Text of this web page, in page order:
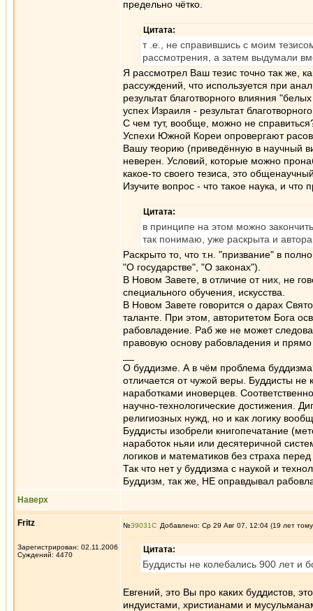
предельно чётко.
Цитата:
т .е., не справившись с моим
рассмотрения, а затем выдумали
Я рассмотрел Ваш тезис точно так же,
рассуждений, что используется при
результат благотворного влияния
успех Израиля - результат
С чем тут, вообще, можно не
Успехи Южной Кореи опровергают
Вашу теорию (приведённую в научный
неверен. Условий, которые можно
какое-то своего тезиса, это
Изучите вопрос - что такое наука, и
Цитата:
в принципе на этом можно
так понимаю, уже раскрыта и
Раскрыто то, что т.н. "призвание" в
"О государстве", "О законах").
В Новом Завете, в отличие от них, не
специального обучения, искусства.
В Новом Завете говорится о дарах
таланте. При этом, авторитетом Бога
рабовладение. Раб же не может
правовую основу рабовладения и
О буддизме. А в чём проблема
отличается от чужой веры. Буддисты
наработками иноверцев.
научно-технологические достижения.
религиозных нужд, но и как логику
Буддисты изобрели книгопечатание
наработок ньяи или десятеричной
логиков и математиков без страха
Так что нет у буддизма с наукой и
Буддизм, так же, НЕ оправдывал
Наверх
Fritz
Зарегистрирован: 02.11.2006
Суждений: 4470
№39031 Добавлено: Ср 29 Авг 07, 12:04 (19 лет
Цитата:
Буддисты не колебались 900 лет и
Евгений, это Вы про каких буддистов,
индуистами, христианами и